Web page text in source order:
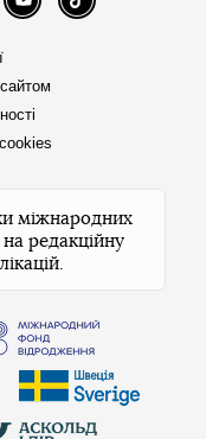
YouTube TikTok
міжнародних
редакційну